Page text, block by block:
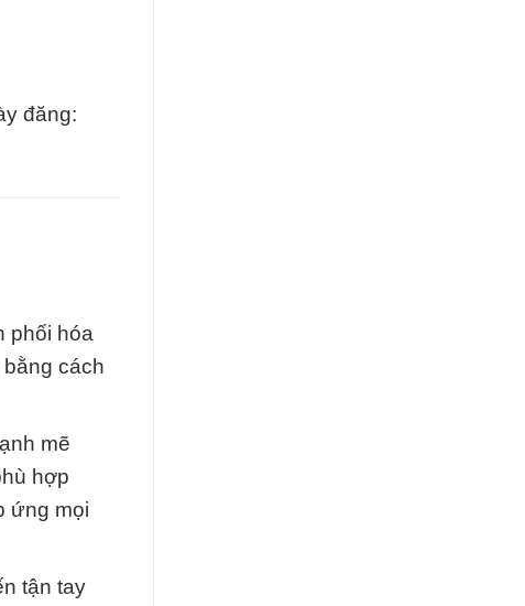
đăng:
phối hóa
cách
mẽ
hợp
ứng mọi
tận tay